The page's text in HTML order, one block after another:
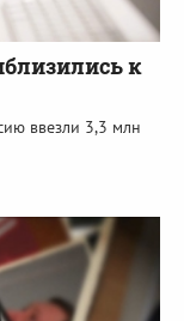
к
ввезли 3,3 млн